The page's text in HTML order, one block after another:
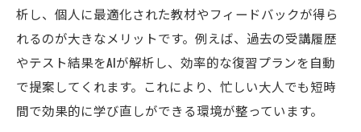
析し、個人に最適化された教材やフィードバックが得ら
れるのが大きなメリットです。例えば、過去の受講履歴
やテスト結果をAIが解析し、効率的な復習プランを自動
で提案してくれます。これにより、忙しい大人でも短時
間で効果的に学び直しができる環境が整っています。